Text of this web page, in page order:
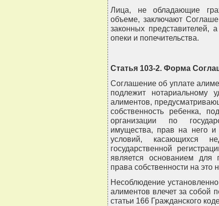
Лица, не обладающие
объеме, заключают
законных представителей,
опеки и попечительства.
Статья 103-2. Форма
Соглашение об уплате
подлежит нотариальному
алиментов,
собственность ребенка,
организации по
имущества, прав на него и
условий, касающихся
государственной
является основанием для
права собственности на
Несоблюдение
алиментов влечет за собой
статьи 166 Гражданского